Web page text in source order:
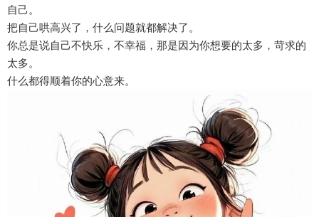
自己。
把自己哄高兴了，什么问题就都解决了。
你总是说自己不快乐，不幸福，那是因为你想要的太多，苛求的
太多。
什么都得顺着你的心意来。